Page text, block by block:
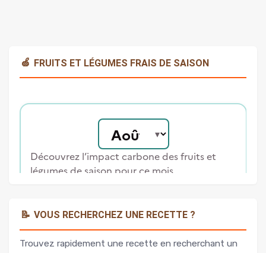
🍏 FRUITS ET LÉGUMES FRAIS DE SAISON
📝 VOUS RECHERCHEZ UNE RECETTE ?
Trouvez rapidement une recette en recherchant un